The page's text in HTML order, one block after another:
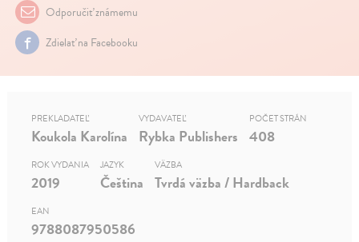
Odporučiť známemu
Zdielať na Facebooku
PREKLADATEĽ
Koukola Karolína
VYDAVATEĽ
Rybka Publishers
POČET STRÁN
408
ROK VYDANIA
2019
JAZYK
Čeština
VÄZBA
Tvrdá väzba / Hardback
EAN
9788087950586